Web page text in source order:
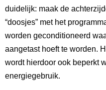
duidelijk: maak de
“doosjes” met het
worden geconditioneerd
aangetast hoeft te worden.
wordt hierdoor ook beperkt
energiegebruik.